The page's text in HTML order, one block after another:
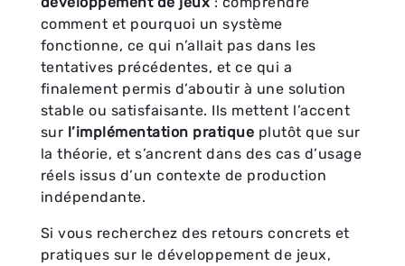
comment et pourquoi un système
fonctionne, ce qui n’allait pas dans les
tentatives précédentes, et ce qui a
finalement permis d’aboutir à une solution
stable ou satisfaisante. Ils mettent l’accent
sur l’implémentation pratique plutôt que sur
la théorie, et s’ancrent dans des cas d’usage
réels issus d’un contexte de production
indépendante.
Si vous recherchez des retours concrets et
pratiques sur le développement de jeux,